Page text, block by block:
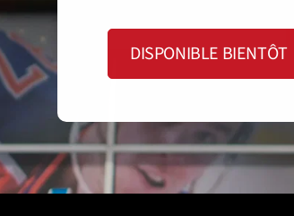
DISPONIBLE BIENTÔT